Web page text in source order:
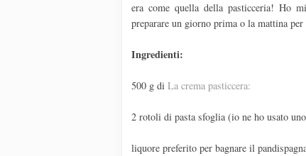
era come quella della pasticceria! Ho
preparare un giorno prima o la mattina per
Ingredienti:
500 g di La crema pasticcera:
2 rotoli di pasta sfoglia (io ne ho usato
liquore preferito per bagnare il